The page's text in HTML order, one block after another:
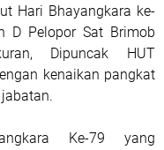
Hari Bhayangkara ke-
D Pelopor Sat Brimob
Dipuncak HUT
kenaikan pangkat
Ke-79 yang